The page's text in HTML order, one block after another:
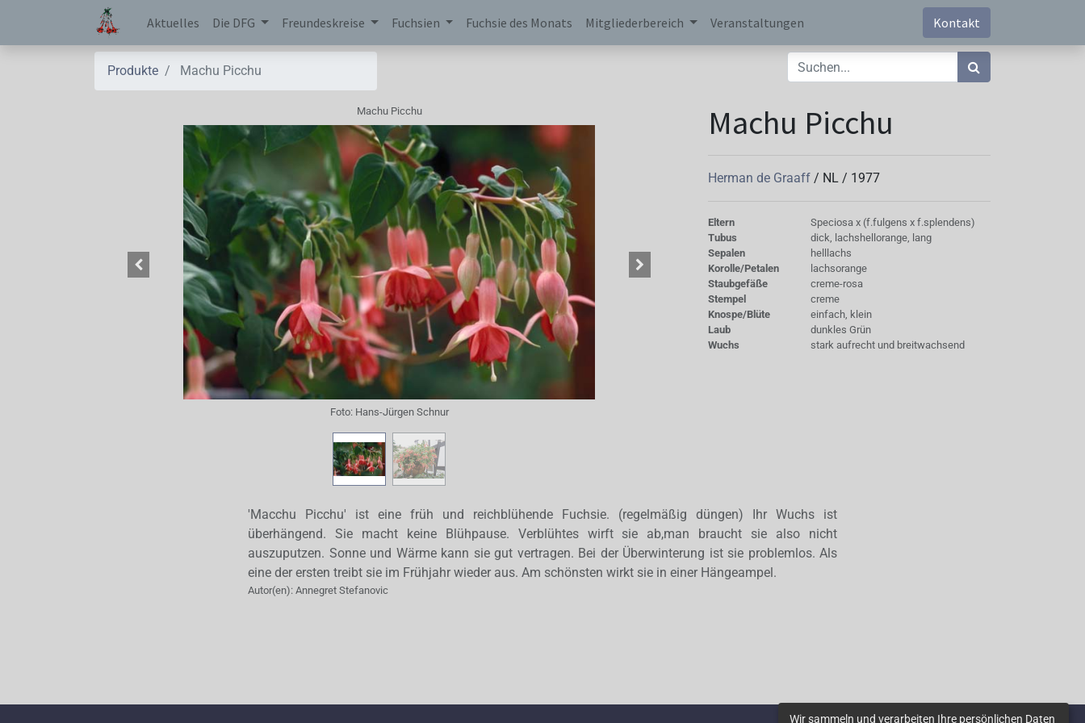
Aktuelles Die DFG Freundeskreise Fuchsien Fuchsie des Monats Mitgliederbereich Veranstaltungen Kontakt
Produkte Machu Picchu
Machu Picchu
Foto: Hans-Jürgen Schnur
Machu Picchu
Herman de Graaff / NL / 1977
Eltern
Speciosa x (f.fulgens x f.splendens)
Tubus
dick, lachshellorange, lang
Sepalen
helllachs
Korolle/Petalen
lachsorange
Staubgefäße
creme-rosa
Stempel
creme
Knospe/Blüte
einfach, klein
Laub
dunkles Grün
Wuchs
stark aufrecht und breitwachsend
'Macchu Picchu' ist eine früh und reichblühende Fuchsie. (regelmäßig düngen) Ihr Wuchs ist
überhängend. Sie macht keine Blühpause. Verblühtes wirft sie ab,man braucht sie also nicht
auszuputzen. Sonne und Wärme kann sie gut vertragen. Bei der Überwinterung ist sie problemlos. Als
eine der ersten treibt sie im Frühjahr wieder aus. Am schönsten wirkt sie in einer Hängeampel.
Autor(en): Annegret Stefanovic
Wir sammeln und verarbeiten Ihre persönlichen Daten